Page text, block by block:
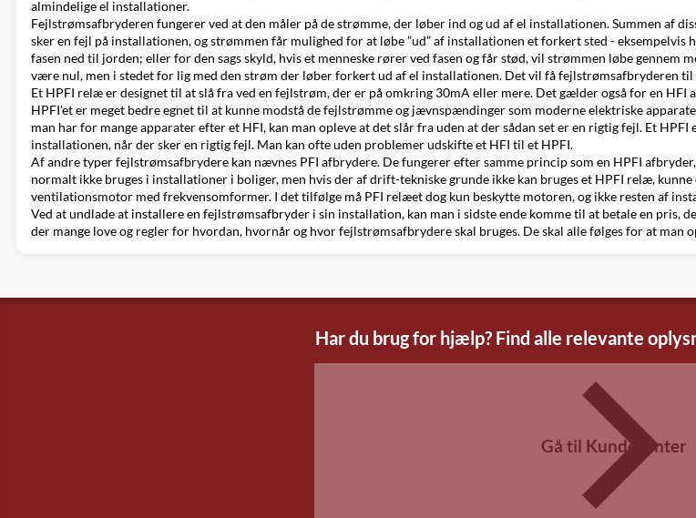
almindelige el installationer.
Fejlstrømsafbryderen fungerer ved at den måler på de strømme, der løber ind og ud af el installationen. Summen af
sker en fejl på installationen, og strømmen får mulighed for at løbe ”ud” af installationen et forkert sted -
fasen ned til jorden; eller for den sags skyld, hvis et menneske rører ved fasen og får stød, vil strømmen løbe
være nul, men i stedet for lig med den strøm der løber forkert ud af el installationen. Det vil få fejlstrømsafbryderen
Et HPFI relæ er designet til at slå fra ved en fejlstrøm, der er på omkring 30mA eller mere. Det gælder også for en
HPFI'et er meget bedre egnet til at kunne modstå de fejlstrømme og jævnspændinger som moderne elektriske
man har for mange apparater efter et HFI, kan man opleve at det slår fra uden at der sådan set er en rigtig fejl. Et
installationen, når der sker en rigtig fejl. Man kan ofte uden problemer udskifte et HFI til et HPFI.
Af andre typer fejlstrømsafbrydere kan nævnes PFI afbrydere. De fungerer efter samme princip som en HPFI
normalt ikke bruges i installationer i boliger, men hvis der af drift-tekniske grunde ikke kan bruges et HPFI relæ,
ventilationsmotor med frekvensomformer. I det tilfølge må PFI relæet dog kun beskytte motoren, og ikke resten af
Ved at undlade at installere en fejlstrømsafbryder i sin installation, kan man i sidste ende komme til at betale en
der mange love og regler for hvordan, hvornår og hvor fejlstrømsafbrydere skal bruges. De skal alle følges for at man
Har du brug for hjælp? Find alle relevante
Gå til Kundecenter